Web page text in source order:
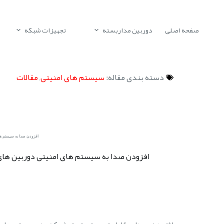
صفحه اصلی دوربین مداربسته تجهیزات شبکه
دسته بندی مقاله:سیستم های امنیتی,مقالات
افزودن صدا به سیستم
افزودن صدا به سیستم های امنیتی دوربین